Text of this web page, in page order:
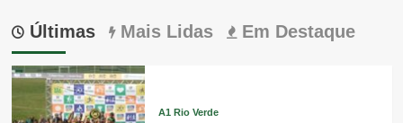
Últimas Mais Lidas Em Destaque
A1 Rio Verde